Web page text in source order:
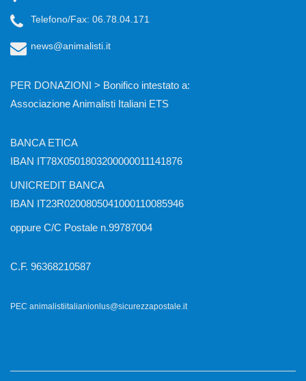
Telefono/Fax: 06.78.04.171
news@animalisti.it
PER DONAZIONI > Bonifico intestato a:
Associazione Animalisti Italiani ETS
BANCA ETICA
IBAN IT78X0501803200000011141876
UNICREDIT BANCA
IBAN IT23R0200805041000110085946
oppure C/C Postale n.99787004
C.F. 96368210587
PEC animalistiitalianionlus@sicurezzapostale.it